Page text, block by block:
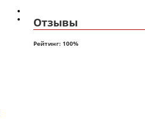
Отзывы
Рейтинг: 100%